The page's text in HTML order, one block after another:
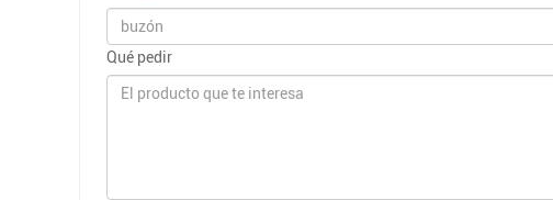
Qué pedir